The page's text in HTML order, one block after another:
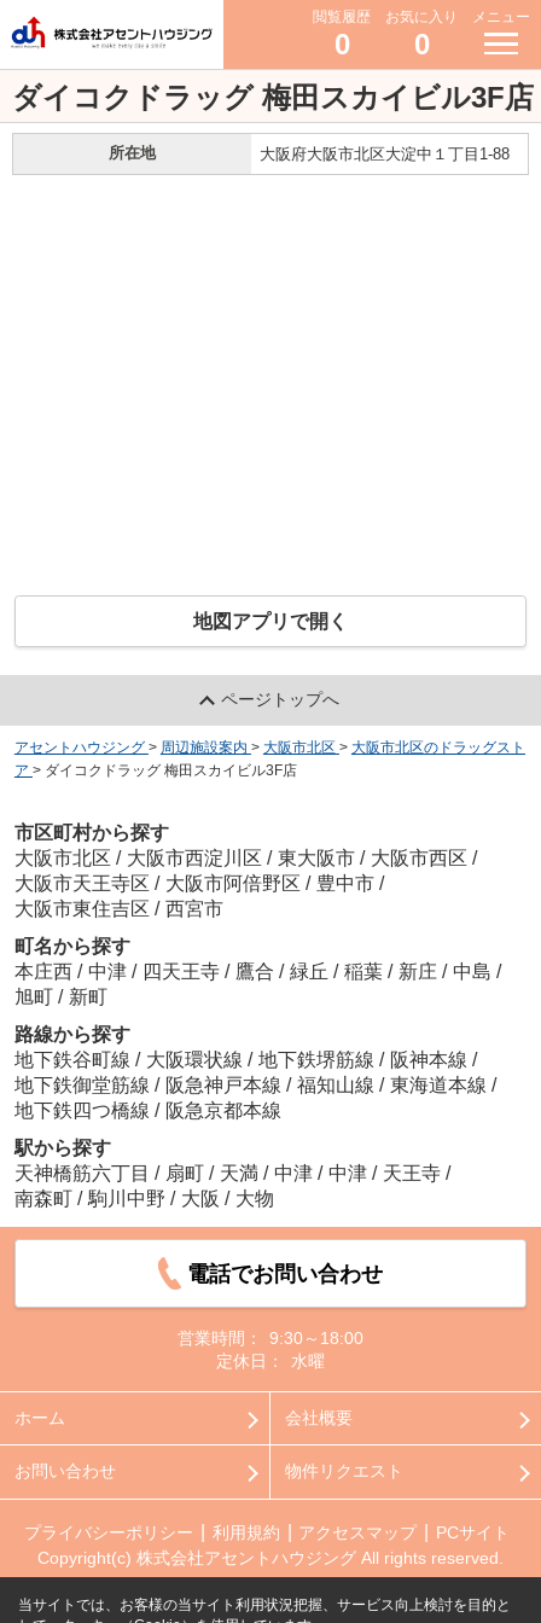
閲覧履歴
0
お気に入り
0
メニュー
ダイコクドラッグ 梅田スカイビル3F店
所在地 大阪府大阪市北区大淀中１丁目1-88
地図アプリで開く
ページトップへ
アセントハウジング > 周辺施設案内 > 大阪市北区 > 大阪市北区のドラッグスト
ア > ダイコクドラッグ 梅田スカイビル3F店
市区町村から探す
大阪市北区 / 大阪市西淀川区 / 東大阪市 / 大阪市西区 /
大阪市天王寺区 / 大阪市阿倍野区 / 豊中市 /
大阪市東住吉区 / 西宮市
町名から探す
本庄西 / 中津 / 四天王寺 / 鷹合 / 緑丘 / 稲葉 / 新庄 / 中島 /
旭町 / 新町
路線から探す
地下鉄谷町線 / 大阪環状線 / 地下鉄堺筋線 / 阪神本線 /
地下鉄御堂筋線 / 阪急神戸本線 / 福知山線 / 東海道本線 /
地下鉄四つ橋線 / 阪急京都本線
駅から探す
天神橋筋六丁目 / 扇町 / 天満 / 中津 / 中津 / 天王寺 /
南森町 / 駒川中野 / 大阪 / 大物
電話でお問い合わせ
営業時間：
9:30～18:00
定休日：
水曜
ホーム 会社概要
お問い合わせ 物件リクエスト
プライバシーポリシー 利用規約 アクセスマップ
PCサイト
Copyright(c) 株式会社アセントハウジング All rights reserved.
当サイトでは、お客様の当サイト利用状況把握、サービス向上検討を目的と